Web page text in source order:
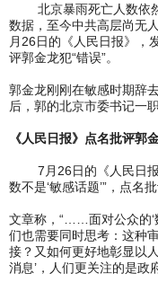
北京暴雨死亡人数依然
数据，至今中共高层尚无
月26日的《人民日报》，
评郭金龙犯“错误”。
郭金龙刚刚在敏感时期辞
后，郭的北京市委书记一
《人民日报》点名批评郭
7月26日的《人民日报
数不是‘敏感话题’”，点名
文章称，“……面对公众的‘
们也需要同时思考：这种
接？又如何更好地彰显以
消息’，人们更关注的是政